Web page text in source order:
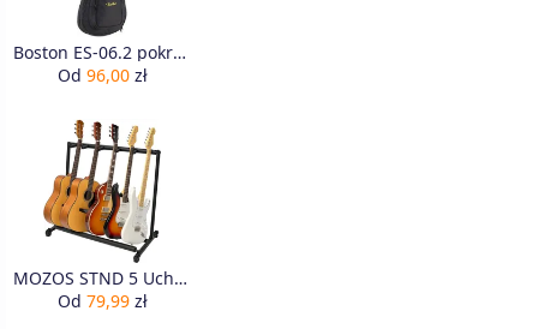
Boston ES-06.2 pokrowiec do guitar semi hollowbody
Od 96,00zł
MOZOS STND 5 Uchwyt stojak statyw na 5 gitar
Od 79,99zł